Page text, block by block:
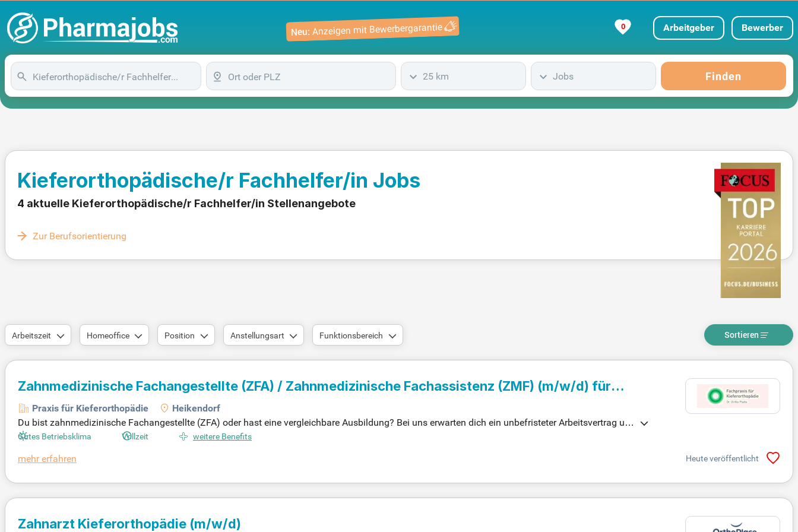
Neu: Anzeigen mit Bewerbergarantie 0 Arbeitgeber Bewerber
25 km Jobs Finden
Kieferorthopädische/r Fachhelfer/in Jobs
4 aktuelle Kieferorthopädische/r Fachhelfer/in Stellenangebote
Zur Berufsorientierung
Arbeitszeit Homeoffice Position Anstellungsart Funktionsbereich Sortieren
Zahnmedizinische Fachangestellte (ZFA) / Zahnmedizinische Fachassistenz (ZMF) (m/w/d) für
kieferorthopädische Praxis gesucht
Praxis für Kieferorthopädie
Heikendorf
Du bist zahnmedizinische Fachangestellte (ZFA) oder hast eine vergleichbare Ausbildung? Bei uns erwarten dich ein unbefristeter Arbeitsvertrag un
d eine feste Anstellung in einer innovativen kieferorthopädischen Praxis. Deine Teamfähigkeit und dein freundliches Auftreten bereichern unser star
und Weiterbildungsmöglichkeiten unterstützen wir dein berufliches Wachstum. Kostenfreie Getränke und spannende Firmenevents gewährleisten de
Gutes Betriebsklima Vollzeit weitere Benefits
mehr erfahren Heute veröffentlicht
Zahnarzt Kieferorthopädie (m/w/d)